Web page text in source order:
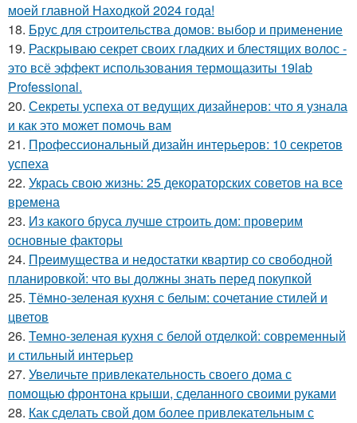
моей главной Находкой 2024 года!
18. Брус для строительства домов: выбор и применение
19. Раскрываю секрет своих гладких и блестящих волос -
это всё эффект использования термощазиты 19lab
Professional.
20. Секреты успеха от ведущих дизайнеров: что я узнала
и как это может помочь вам
21. Профессиональный дизайн интерьеров: 10 секретов
успеха
22. Укрась свою жизнь: 25 декораторских советов на все
времена
23. Из какого бруса лучше строить дом: проверим
основные факторы
24. Преимущества и недостатки квартир со свободной
планировкой: что вы должны знать перед покупкой
25. Тёмно-зеленая кухня с белым: сочетание стилей и
цветов
26. Темно-зеленая кухня с белой отделкой: современный
и стильный интерьер
27. Увеличьте привлекательность своего дома с
помощью фронтона крыши, сделанного своими руками
28. Как сделать свой дом более привлекательным с